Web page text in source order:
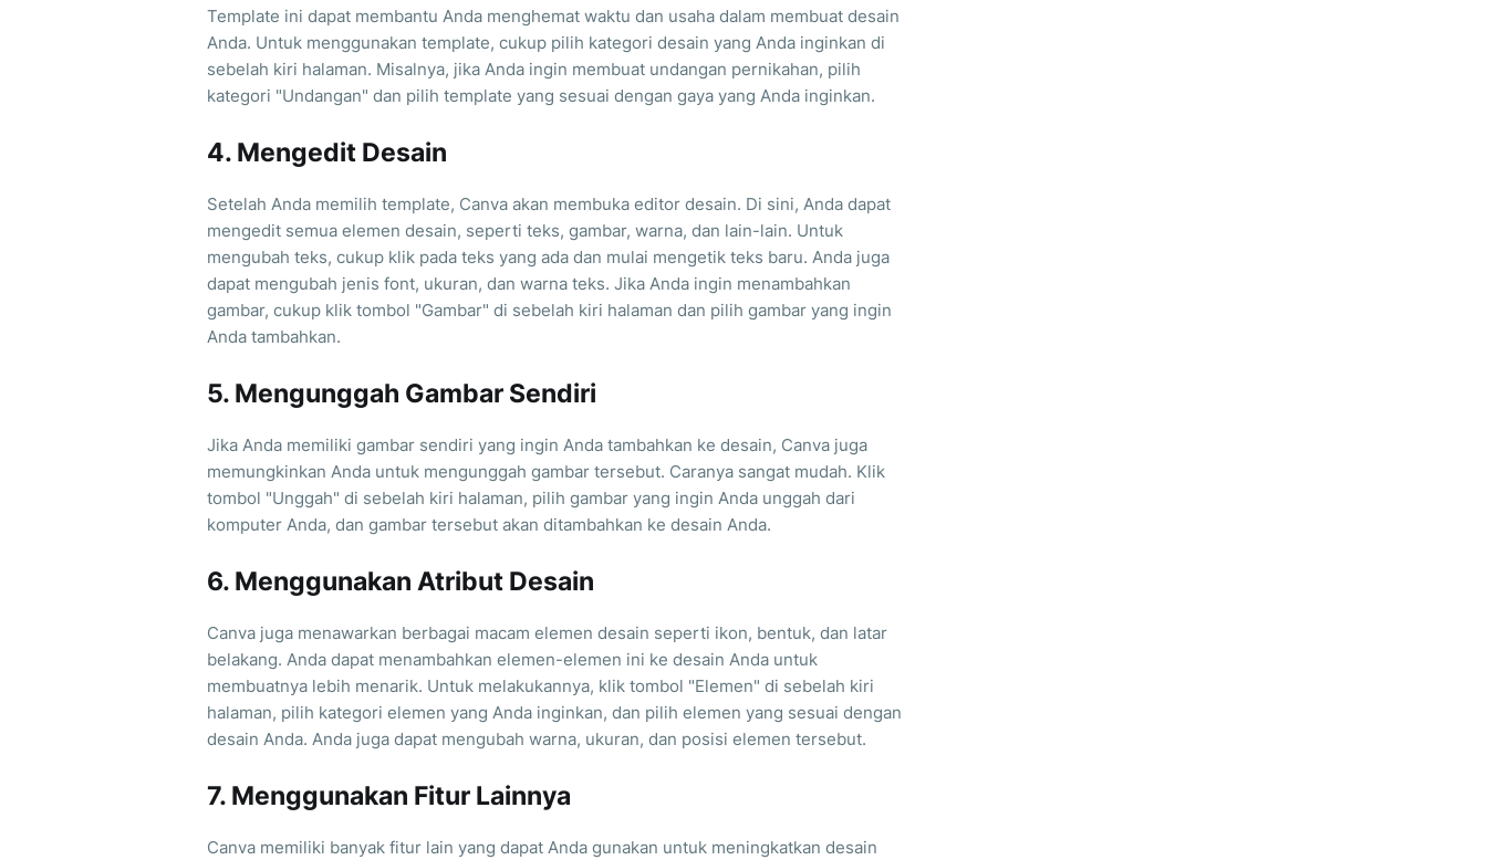
Template ini dapat membantu Anda menghemat waktu dan usaha dalam membuat desain
Anda. Untuk menggunakan template, cukup pilih kategori desain yang Anda inginkan di
sebelah kiri halaman. Misalnya, jika Anda ingin membuat undangan pernikahan, pilih
kategori "Undangan" dan pilih template yang sesuai dengan gaya yang Anda inginkan.
4. Mengedit Desain
Setelah Anda memilih template, Canva akan membuka editor desain. Di sini, Anda dapat
mengedit semua elemen desain, seperti teks, gambar, warna, dan lain-lain. Untuk
mengubah teks, cukup klik pada teks yang ada dan mulai mengetik teks baru. Anda juga
dapat mengubah jenis font, ukuran, dan warna teks. Jika Anda ingin menambahkan
gambar, cukup klik tombol "Gambar" di sebelah kiri halaman dan pilih gambar yang ingin
Anda tambahkan.
5. Mengunggah Gambar Sendiri
Jika Anda memiliki gambar sendiri yang ingin Anda tambahkan ke desain, Canva juga
memungkinkan Anda untuk mengunggah gambar tersebut. Caranya sangat mudah. Klik
tombol "Unggah" di sebelah kiri halaman, pilih gambar yang ingin Anda unggah dari
komputer Anda, dan gambar tersebut akan ditambahkan ke desain Anda.
6. Menggunakan Atribut Desain
Canva juga menawarkan berbagai macam elemen desain seperti ikon, bentuk, dan latar
belakang. Anda dapat menambahkan elemen-elemen ini ke desain Anda untuk
membuatnya lebih menarik. Untuk melakukannya, klik tombol "Elemen" di sebelah kiri
halaman, pilih kategori elemen yang Anda inginkan, dan pilih elemen yang sesuai dengan
desain Anda. Anda juga dapat mengubah warna, ukuran, dan posisi elemen tersebut.
7. Menggunakan Fitur Lainnya
Canva memiliki banyak fitur lain yang dapat Anda gunakan untuk meningkatkan desain